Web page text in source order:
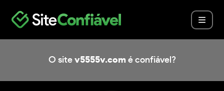
O site v5555v.com é confiável?